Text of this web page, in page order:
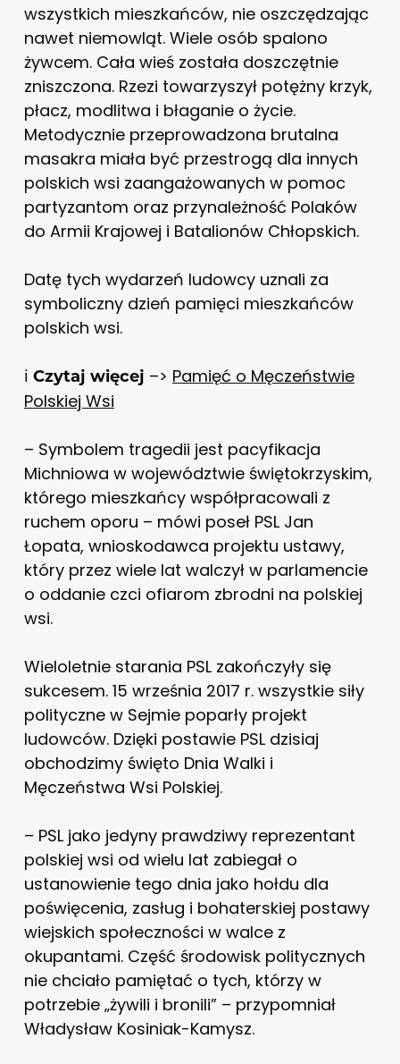
wszystkich mieszkańców, nie oszczędzając
nawet niemowląt. Wiele osób spalono
żywcem. Cała wieś została doszczętnie
zniszczona. Rzezi towarzyszył potężny krzyk,
płacz, modlitwa i błaganie o życie.
Metodycznie przeprowadzona brutalna
masakra miała być przestrogą dla innych
polskich wsi zaangażowanych w pomoc
partyzantom oraz przynależność Polaków
do Armii Krajowej i Batalionów Chłopskich.
Datę tych wydarzeń ludowcy uznali za
symboliczny dzień pamięci mieszkańców
polskich wsi.
ℹ️ Czytaj więcej –> Pamięć o Męczeństwie
Polskiej Wsi
– Symbolem tragedii jest pacyfikacja
Michniowa w województwie świętokrzyskim,
którego mieszkańcy współpracowali z
ruchem oporu – mówi poseł PSL Jan
Łopata, wnioskodawca projektu ustawy,
który przez wiele lat walczył w parlamencie
o oddanie czci ofiarom zbrodni na polskiej
wsi.
Wieloletnie starania PSL zakończyły się
sukcesem. 15 września 2017 r. wszystkie siły
polityczne w Sejmie poparły projekt
ludowców. Dzięki postawie PSL dzisiaj
obchodzimy święto Dnia Walki i
Męczeństwa Wsi Polskiej.
– PSL jako jedyny prawdziwy reprezentant
polskiej wsi od wielu lat zabiegał o
ustanowienie tego dnia jako hołdu dla
poświęcenia, zasług i bohaterskiej postawy
wiejskich społeczności w walce z
okupantami. Część środowisk politycznych
nie chciało pamiętać o tych, którzy w
potrzebie „żywili i bronili” – przypomniał
Władysław Kosiniak-Kamysz.